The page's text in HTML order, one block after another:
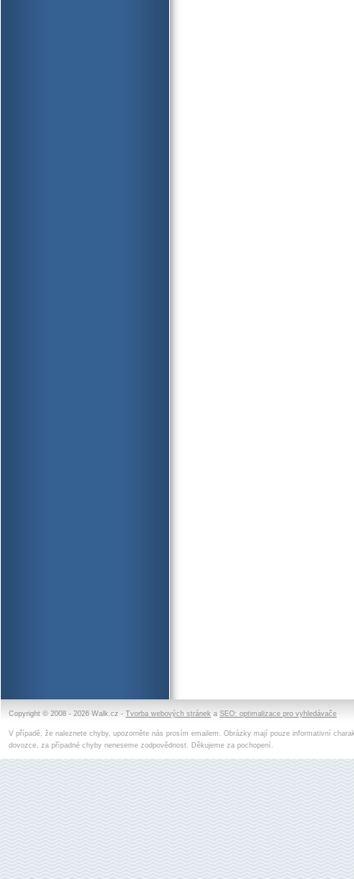
Copyright © 2008 - 2026 Walk.cz - Tvorba webových stránek a SEO: optimalizace pro vyhledávače
V případě, že naleznete chyby, upozorněte nás prosím emailem. Obrázky mají pouze informativní
dovozce, za případné chyby neneseme zodpovědnost. Děkujeme za pochopení.